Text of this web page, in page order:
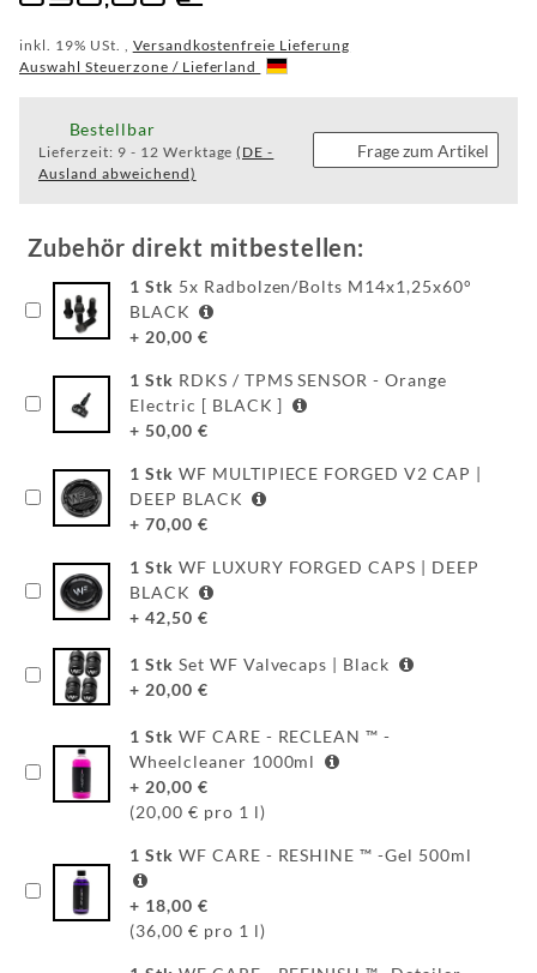
WF
WEAR
FAQ
DEN
PRODUKTION
UND
PULVERBESCHICHTUNG
DEALER
CUSTOM
TUNINGPOINT
KONTAKT
HOTLINE:
(0)
inkl. 19% USt. , Versandkostenfreie Lieferung
Auswahl Steuerzone / Lieferland
Bestellbar
Lieferzeit: 9 - 12 Werktage(DE -
Ausland abweichend)
Frage zum Artikel
Zubehör direkt mitbestellen:
1 Stk 5x Radbolzen/Bolts M14x1,25x60°
BLACK
+ 20,00 €
1 Stk RDKS / TPMS SENSOR - Orange
Electric [ BLACK ]
+ 50,00 €
1 Stk WF MULTIPIECE FORGED V2 CAP |
DEEP BLACK
+ 70,00 €
1 Stk WF LUXURY FORGED CAPS | DEEP
BLACK
+ 42,50 €
1 Stk Set WF Valvecaps | Black
+ 20,00 €
1 Stk WF CARE - RECLEAN ™ -
Wheelcleaner 1000ml
+ 20,00 €
(20,00 € pro 1 l)
1 Stk WF CARE - RESHINE ™ -Gel 500ml
+ 18,00 €
(36,00 € pro 1 l)